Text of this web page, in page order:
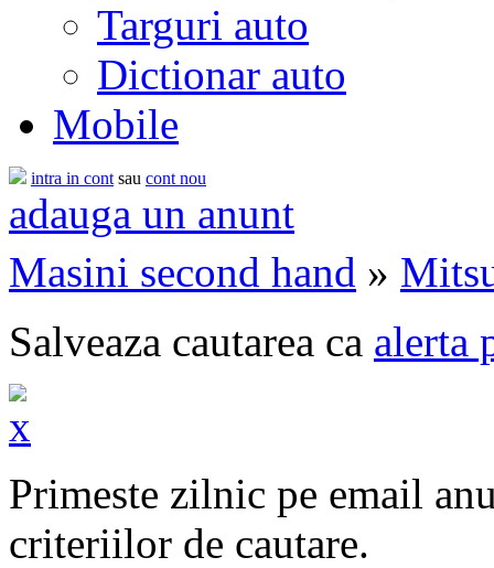
Targuri auto
Dictionar auto
Mobile
intra in cont sau cont nou
adauga un anunt
Masini second hand »
Salveaza cautarea ca alerta
Primeste zilnic pe email
criteriilor de cautare.